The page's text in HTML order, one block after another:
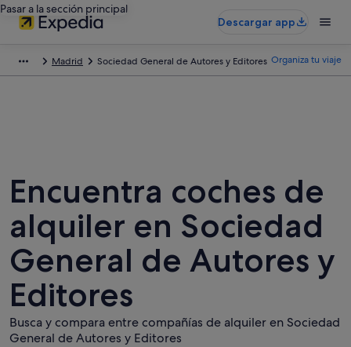
Pasar a la sección principal
Descargar app
Madrid Sociedad General de Autores y Editores Organiza tu viaje
Encuentra coches de
alquiler en Sociedad
General de Autores y
Editores
Busca y compara entre compañías de alquiler en Sociedad
General de Autores y Editores